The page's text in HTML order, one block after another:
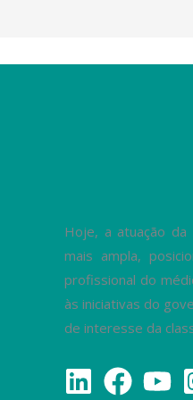
Hoje, a atuação da
mais ampla,
profissional do
às iniciativas do
de interesse da